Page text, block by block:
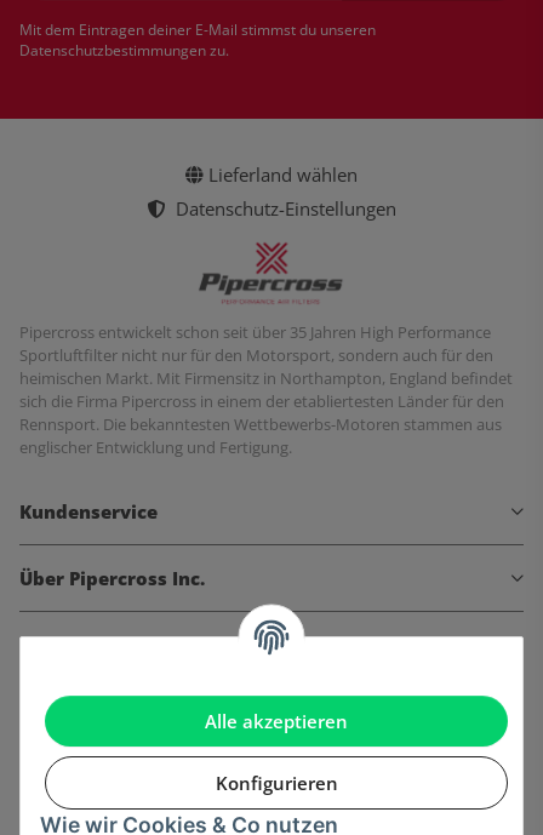
Alle akzeptieren
Konfigurieren
Wie wir Cookies & Co nutzen
Mit dem Eintragen deiner E-Mail stimmst du unseren
Datenschutzbestimmungenzu.
Lieferland wählen
Datenschutz-Einstellungen
Pipercross entwickelt schon seit über 35 Jahren High Performance
Sportluftfilter nicht nur für den Motorsport, sondern auch für den
heimischen Markt. Mit Firmensitz in Northampton, England befindet
sich die Firma Pipercross in einem der etabliertesten Länder für den
Rennsport. Die bekanntesten Wettbewerbs-Motoren stammen aus
englischer Entwicklung und Fertigung.
Kundenservice
Über Pipercross Inc.
Informationen
Gesetzliche Informationen